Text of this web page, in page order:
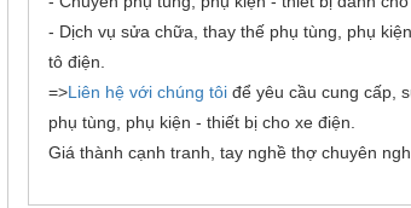
- Dịch vụ sửa chữa, thay thế phụ tùng, phụ
tô điện.
=>Liên hệ với chúng tôiđể yêu cầu cung cấp,
phụ tùng, phụ kiện - thiết bị cho xe điện.
Giá thành cạnh tranh, tay nghề thợ chuyên